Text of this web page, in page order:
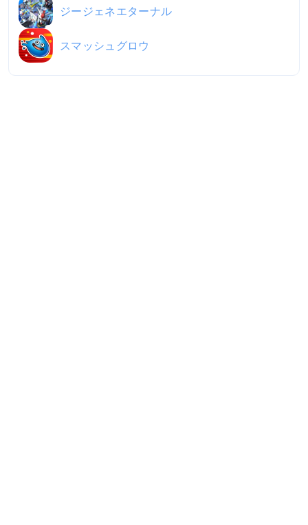
ジージェネエターナル
スマッシュグロウ